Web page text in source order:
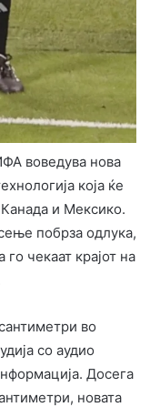
воведува нова
која ќе
и Мексико.
побрза одлука,
чекаат крајот на
во
со аудио
Досега
новата